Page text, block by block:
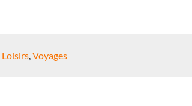
Loisirs,Voyages